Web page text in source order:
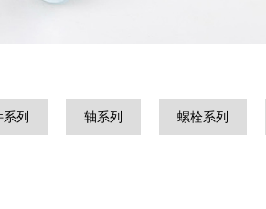
系列 轴系列 螺栓系列